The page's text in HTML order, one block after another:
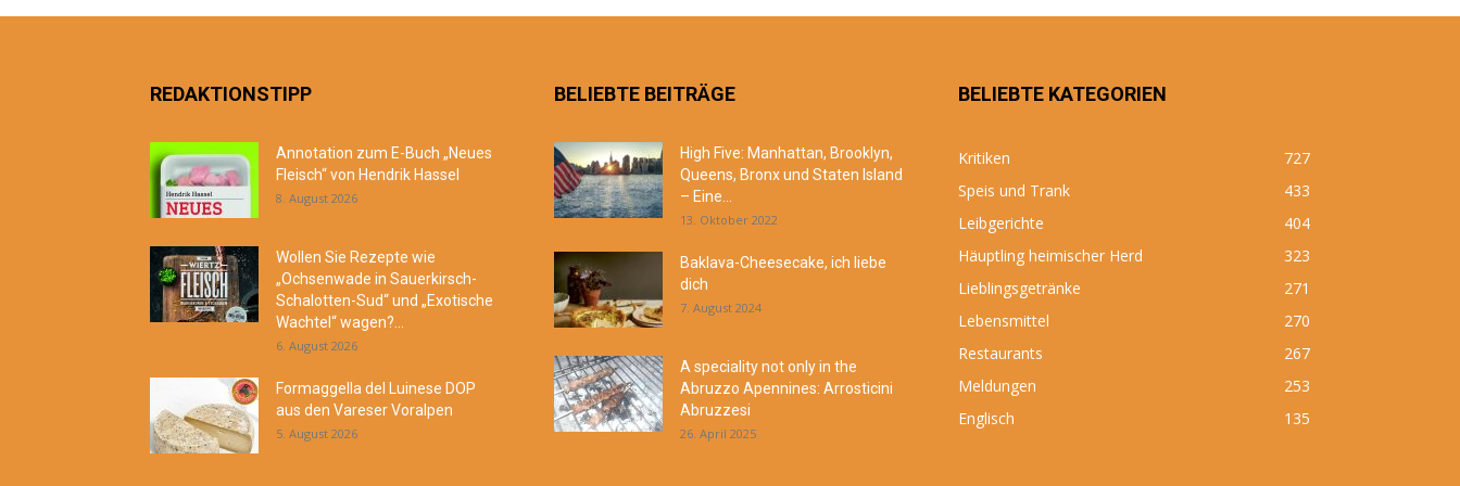
REDAKTIONSTIPP
Annotation zum E-Buch „Neues
Fleisch“ von Hendrik Hassel
8. August 2026
Wollen Sie Rezepte wie
„Ochsenwade in Sauerkirsch-
Schalotten-Sud“ und „Exotische
Wachtel“ wagen?...
6. August 2026
Formaggella del Luinese DOP
aus den Vareser Voralpen
5. August 2026
BELIEBTE BEITRÄGE
High Five: Manhattan, Brooklyn,
Queens, Bronx und Staten Island
– Eine...
13. Oktober 2022
Baklava-Cheesecake, ich liebe
dich
7. August 2024
A speciality not only in the
Abruzzo Apennines: Arrosticini
Abruzzesi
26. April 2025
BELIEBTE KATEGORIEN
Kritiken
727
Speis und Trank
433
Leibgerichte
404
Häuptling heimischer Herd
323
Lieblingsgetränke
271
Lebensmittel
270
Restaurants
267
Meldungen
253
Englisch
135